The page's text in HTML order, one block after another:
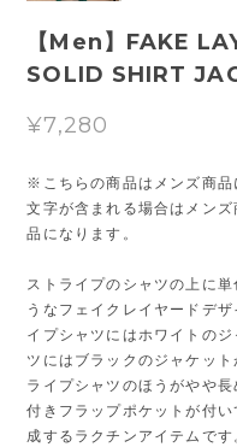
【Men】FAKE
SOLID SHIRT
¥7,280
※こちらの商品はメンズ商品
文字が含まれる場合はメン
品になります。
ストライプのシャツの上に
うなフェイクレイヤードデ
イプシャツにはホワイトの
ツにはブラックのジャケッ
ライプシャツのほうがやや
付きフラップポケットが付
成するラクチンアイテムです